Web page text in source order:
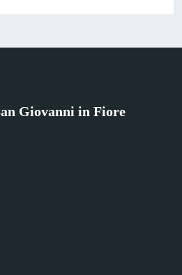
Giovanni in Fiore